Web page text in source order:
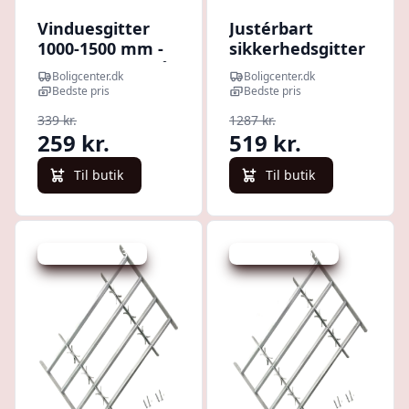
Vinduesgitter
1000-1500 mm -
galvaniseret stål,
sølv
Boligcenter.dk
Bedste pris
339 kr.
259 kr.
Til butik
Justérbart
sikkerhedsgitter
til vinduer - 2
stk., 1000-1500
Boligcenter.dk
Bedste pris
1287 kr.
519 kr.
Til butik
Udsalg - spar 43 % Udsalg - spar 57 %